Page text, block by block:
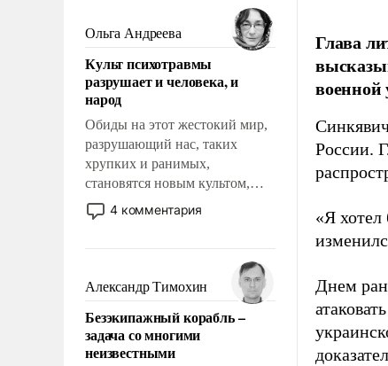
Ольга Андреева
Культ психотравмы
разрушает и человека, и
народ
Обиды на этот жестокий мир,
разрушающий нас, таких
хрупких и ранимых,
становятся новым культом,
постепенно вытесняя и
отменяя традиционное
мужественным и твердым под
ударами судьбы, брать на себя
ответственность, помогать
слабым, идти вперед и
адаптироваться.
4 комментария
Александр Тимохин
Безэкипажный корабль –
задача со многими
неизвестными
Глава
военной
России.
«Я хотел
Днем